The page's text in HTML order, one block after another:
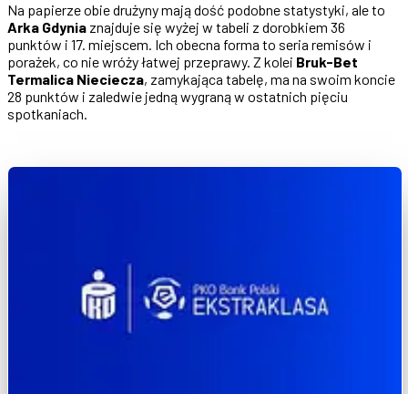
Na papierze obie drużyny mają dość podobne statystyki, ale to
Arka Gdynia znajduje się wyżej w tabeli z dorobkiem 36
punktów i 17. miejscem. Ich obecna forma to seria remisów i
porażek, co nie wróży łatwej przeprawy. Z kolei Bruk-Bet
Termalica Nieciecza, zamykająca tabelę, ma na swoim koncie
28 punktów i zaledwie jedną wygraną w ostatnich pięciu
spotkaniach.